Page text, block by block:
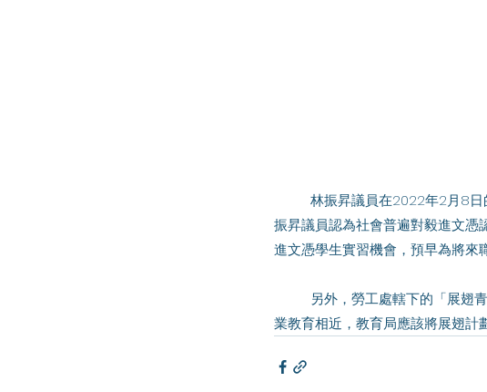
振昇議員認為社會普遍對毅進文憑
進文憑學生實習機會，預早為將來
業教育相近，教育局應該將展翅計